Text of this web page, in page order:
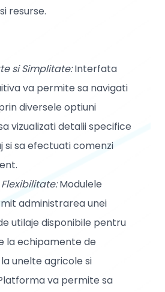
resurse.
si Simplitate:Interfata
va permite sa navigati
diversele optiuni
vizualizati detalii specifice
si sa efectuati comenzi
Modulele
administrarea unei
utilaje disponibile pentru
la echipamente de
unelte agricole si
va permite sa